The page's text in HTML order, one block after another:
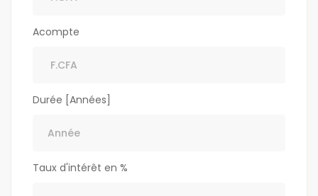
Acompte
Durée [Années]
Taux d'intérêt en %